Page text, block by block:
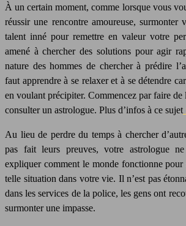
À un certain moment, comme lorsque vous
réussir une rencontre amoureuse, surmonter
talent inné pour remettre en valeur votre
amené à chercher des solutions pour agir
nature des hommes de chercher à prédire
faut apprendre à se relaxer et à se détendre
en voulant précipiter. Commencez par faire de
consulter un astrologue. Plus d’infos à ce sujet
Au lieu de perdre du temps à chercher
pas fait leurs preuves, votre astrologue
expliquer comment le monde fonctionne
telle situation dans votre vie. Il n’est pas
dans les services de la police, les gens ont
surmonter une impasse.